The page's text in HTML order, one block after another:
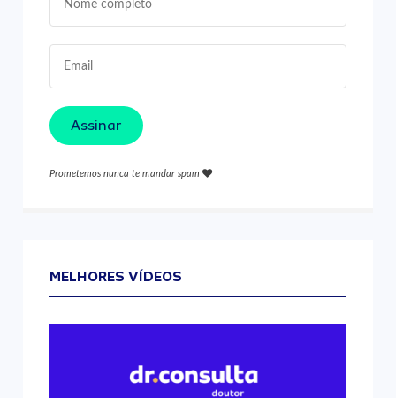
Assinar
Prometemos nunca te mandar spam
MELHORES VÍDEOS